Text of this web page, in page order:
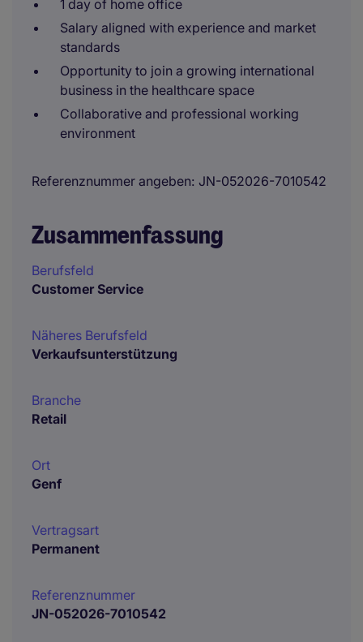
1 day of home office
Salary aligned with experience and market
standards
Opportunity to join a growing international
business in the healthcare space
Collaborative and professional working
environment
Referenznummer angeben JN-052026-7010542
Zusammenfassung
Berufsfeld
Customer Service
Näheres Berufsfeld
Verkaufsunterstützung
Branche
Retail
Ort
Genf
Vertragsart
Permanent
Referenznummer
JN-052026-7010542